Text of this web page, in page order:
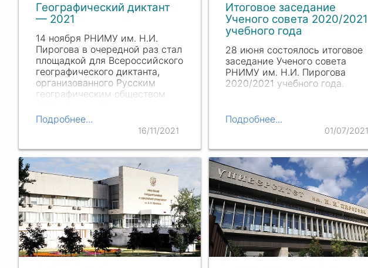
Географический диктант
— 2021
14 ноября РНИМУ им. Н.И.
Пирогова в очередной раз стал
площадкой для Всероссийского
географического диктанта,
организованного Русским
географическим обществом
захотели очно проверить свои
знания по географии и
Подробнее...
16/11/2021
Итоговое заседание
Ученого совета 2020/2021
учебного года
28 июня состоялось итоговое
заседание Ученого совета
РНИМУ им. Н.И. Пирогова
2020/2021 учебного года.
Подробнее...
01/07/2021